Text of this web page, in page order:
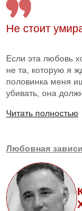
Не стоит
Если эта любовь
не та, которую я
половинка меня
убивать, она
Читать полностью
Любовная